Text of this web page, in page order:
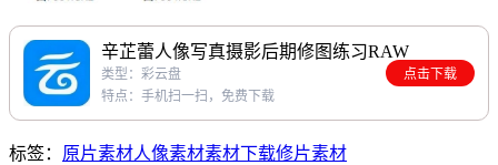
辛芷蕾人像写真摄影后期修图练习RAW
类型：彩云盘
特点：手机扫一扫，免费下载
点击下载
标签： 原片素材人像素材素材下载修片素材